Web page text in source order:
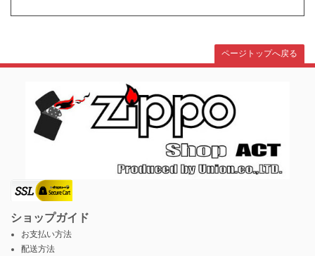
ページトップへ戻る
ショップガイド
お支払い方法
配送方法